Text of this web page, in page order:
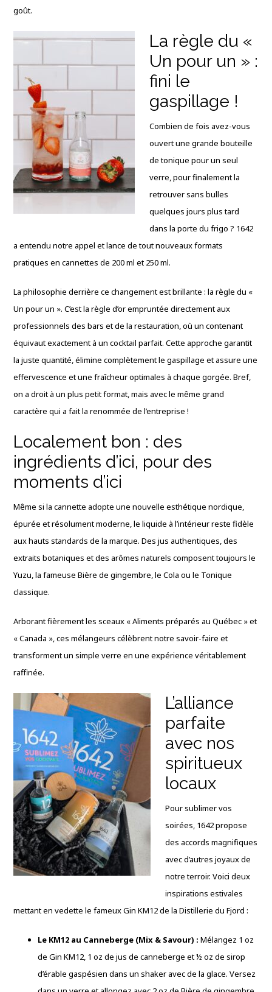
goût.
La règle du «
Un pour un » :
fini le
gaspillage !
Combien de fois avez-vous
ouvert une grande bouteille
de tonique pour un seul
verre, pour finalement la
retrouver sans bulles
quelques jours plus tard
dans la porte du frigo ? 1642
a entendu notre appel et lance de tout nouveaux formats
pratiques en cannettes de 200 ml et 250 ml.
La philosophie derrière ce changement est brillante : la règle du «
Un pour un ». C’est la règle d’or empruntée directement aux
professionnels des bars et de la restauration, où un contenant
équivaut exactement à un cocktail parfait. Cette approche garantit
la juste quantité, élimine complètement le gaspillage et assure une
effervescence et une fraîcheur optimales à chaque gorgée. Bref,
on a droit à un plus petit format, mais avec le même grand
caractère qui a fait la renommée de l’entreprise !
Localement bon : des
ingrédients d’ici, pour des
moments d’ici
Même si la cannette adopte une nouvelle esthétique nordique,
épurée et résolument moderne, le liquide à l’intérieur reste fidèle
aux hauts standards de la marque. Des jus authentiques, des
extraits botaniques et des arômes naturels composent toujours le
Yuzu, la fameuse Bière de gingembre, le Cola ou le Tonique
classique.
Arborant fièrement les sceaux « Aliments préparés au Québec » et
« Canada », ces mélangeurs célèbrent notre savoir-faire et
transforment un simple verre en une expérience véritablement
raffinée.
L’alliance
parfaite
avec nos
spiritueux
locaux
Pour sublimer vos
soirées, 1642 propose
des accords magnifiques
avec d’autres joyaux de
notre terroir. Voici deux
inspirations estivales
mettant en vedette le fameux Gin KM12 de la Distillerie du Fjord :
Le KM12 au Canneberge (Mix & Savour) : Mélangez 1 oz
de Gin KM12, 1 oz de jus de canneberge et ½ oz de sirop
d’érable gaspésien dans un shaker avec de la glace. Versez